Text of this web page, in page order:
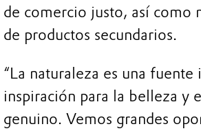
de comercio justo, así como
de productos secundarios.
“La naturaleza es una fuente
inspiración para la belleza y
genuino. Vemos grandes